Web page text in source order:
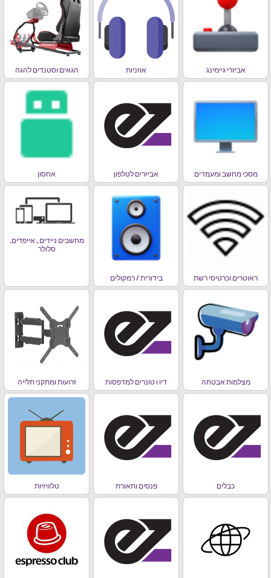
אביזרי גיימינג אוזניות הגאים וסטנדים להגה
מסכי מחשב ומעמדים אביזרים לטלפון אחסון
ראוטרים וכרטיסי רשת בידורית / רמקולים
מחשבים ניידים , אייפדים,
סלולר
מצלמות אבטחה דיו ו טונרים למדפסות זרועות ומתקני תלייה
כבלים פנסים ותאורת טלוויזיות